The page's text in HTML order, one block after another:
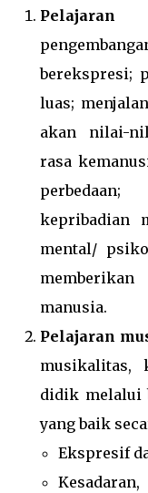
berekspresi;
luas;
akan nilai-
rasa
kepribadian
mental/
manusia.
Pelajaran
musikalitas,
didik melalui
yang baik
Ekspresif